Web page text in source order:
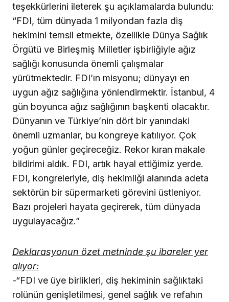
teşekkürlerini ileterek şu açıklamalarda bulundu:
“FDI, tüm dünyada 1 milyondan fazla diş
hekimini temsil etmekte, özellikle Dünya Sağlık
Örgütü ve Birleşmiş Milletler işbirliğiyle ağız
sağlığı konusunda önemli çalışmalar
yürütmektedir. FDI’ın misyonu; dünyayı en
uygun ağız sağlığına yönlendirmektir. İstanbul, 4
gün boyunca ağız sağlığının başkenti olacaktır.
Dünyanın ve Türkiye’nin dört bir yanındaki
önemli uzmanlar, bu kongreye katılıyor. Çok
yoğun günler geçireceğiz. Rekor kıran makale
bildirimi aldık. FDI, artık hayal ettiğimiz yerde.
FDI, kongreleriyle, diş hekimliği alanında adeta
sektörün bir süpermarketi görevini üstleniyor.
Bazı projeleri hayata geçirerek, tüm dünyada
uygulayacağız.”
Deklarasyonun özet metninde şu ibareler yer
alıyor:
-“FDI ve üye birlikleri, diş hekiminin sağlıktaki
rolünün genişletilmesi, genel sağlık ve refahın